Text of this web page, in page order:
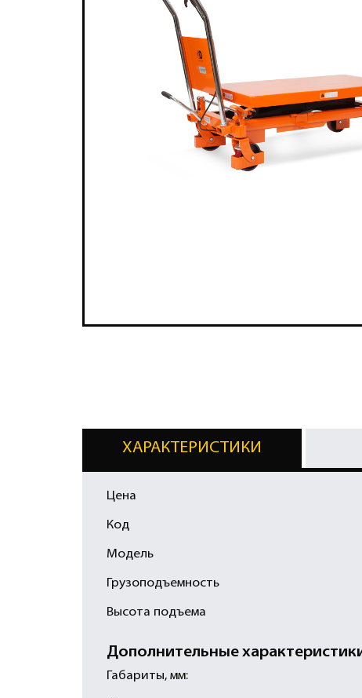
ХАРАКТЕРИСТИКИ
Цена
Код
Модель
Грузоподъемность
Высота подъема
Дополнительные
Габариты, мм: